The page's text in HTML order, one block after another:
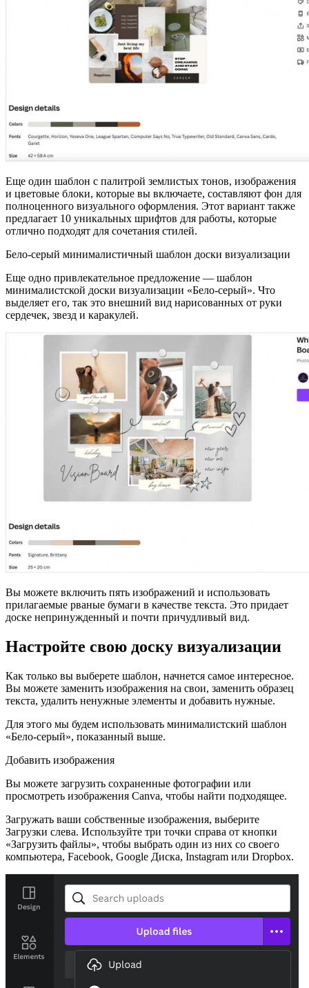
Еще один шаблон с палитрой землистых тонов, изображения
и цветовые блоки, которые вы включаете, составляют фон для
полноценного визуального оформления. Этот вариант также
предлагает 10 уникальных шрифтов для работы, которые
отлично подходят для сочетания стилей.
Бело-серый минималистичный шаблон доски визуализации
Еще одно привлекательное предложение — шаблон
минималистской доски визуализации «Бело-серый». Что
выделяет его, так это внешний вид нарисованных от руки
сердечек, звезд и каракулей.
Вы можете включить пять изображений и использовать
прилагаемые рваные бумаги в качестве текста. Это придает
доске непринужденный и почти причудливый вид.
Настройте свою доску визуализации
Как только вы выберете шаблон, начнется самое интересное.
Вы можете заменить изображения на свои, заменить образец
текста, удалить ненужные элементы и добавить нужные.
Для этого мы будем использовать минималистский шаблон
«Бело-серый», показанный выше.
Добавить изображения
Вы можете загрузить сохраненные фотографии или
просмотреть изображения Canva, чтобы найти подходящее.
Загружать ваши собственные изображения, выберите
Загрузки слева. Используйте три точки справа от кнопки
«Загрузить файлы», чтобы выбрать один из них со своего
компьютера, Facebook, Google Диска, Instagram или Dropbox.